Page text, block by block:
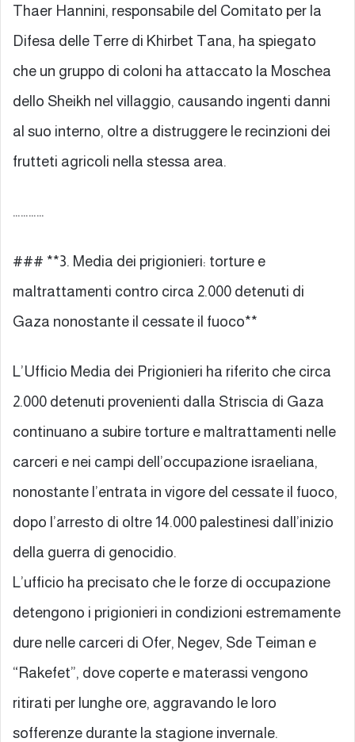
Thaer Hannini, responsabile del Comitato per la
Difesa delle Terre di Khirbet Tana, ha spiegato
che un gruppo di coloni ha attaccato la Moschea
dello Sheikh nel villaggio, causando ingenti danni
al suo interno, oltre a distruggere le recinzioni dei
frutteti agricoli nella stessa area.
…………
### **3. Media dei prigionieri: torture e
maltrattamenti contro circa 2.000 detenuti di
Gaza nonostante il cessate il fuoco**
L’Ufficio Media dei Prigionieri ha riferito che circa
2.000 detenuti provenienti dalla Striscia di Gaza
continuano a subire torture e maltrattamenti nelle
carceri e nei campi dell’occupazione israeliana,
nonostante l’entrata in vigore del cessate il fuoco,
dopo l’arresto di oltre 14.000 palestinesi dall’inizio
della guerra di genocidio.
L’ufficio ha precisato che le forze di occupazione
detengono i prigionieri in condizioni estremamente
dure nelle carceri di Ofer, Negev, Sde Teiman e
“Rakefet”, dove coperte e materassi vengono
ritirati per lunghe ore, aggravando le loro
sofferenze durante la stagione invernale.